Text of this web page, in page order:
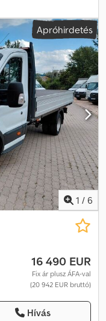
Euro 6, Gyártási év:
, ABS, ASR, dupla tartály,
asszisztens, vészfék
Apróhirdetés
1 / 6
16 490 EUR
Fix ár plusz ÁFA-val
(20 942 EUR bruttó)
Hívás